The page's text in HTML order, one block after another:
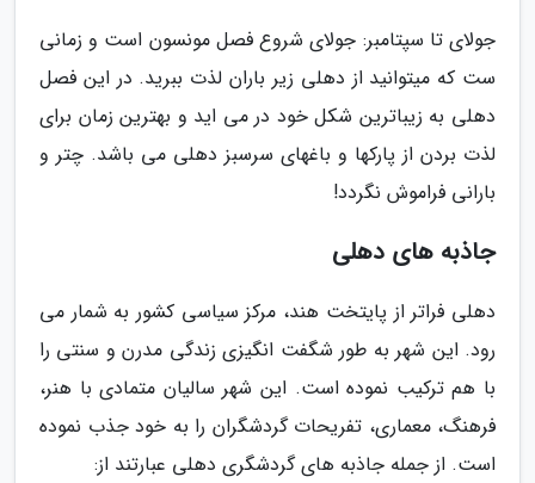
جولای تا سپتامبر: جولای شروع فصل مونسون است و زمانی
ست که میتوانید از دهلی زیر باران لذت ببرید. در این فصل
دهلی به زیباترین شکل خود در می اید و بهترین زمان برای
لذت بردن از پارکها و باغهای سرسبز دهلی می باشد. چتر و
بارانی فراموش نگردد!
جاذبه های دهلی
دهلی فراتر از پایتخت هند، مرکز سیاسی کشور به شمار می
رود. این شهر به طور شگفت انگیزی زندگی مدرن و سنتی را
با هم ترکیب نموده است. این شهر سالیان متمادی با هنر،
فرهنگ، معماری، تفریحات گردشگران را به خود جذب نموده
است. از جمله جاذبه های گردشگری دهلی عبارتند از: